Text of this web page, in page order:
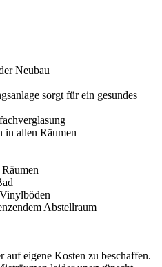
Neubau
sorgt für ein gesundes
in allen Räumen
Abstellraum
eigene Kosten zu beschaffen.